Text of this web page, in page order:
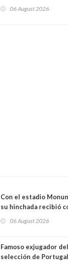
06 August 2026
Con el estadio
su hinchada recibió
06 August 2026
Famoso exjugador
selección de